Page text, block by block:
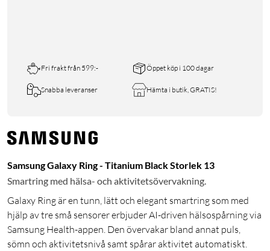
Fri frakt från 599:- Öppet köp i 100 dagar
Snabba leveranser Hämta i butik, GRATIS!
Samsung Galaxy Ring - Titanium Black Storlek 13
Smartring med hälsa- och aktivitetsövervakning.
Galaxy Ring är en tunn, lätt och elegant smartring som med
hjälp av tre små sensorer erbjuder AI-driven hälsospårning via
Samsung Health-appen. Den övervakar bland annat puls,
sömn och aktivitetsnivå samt spårar aktivitet automatiskt.